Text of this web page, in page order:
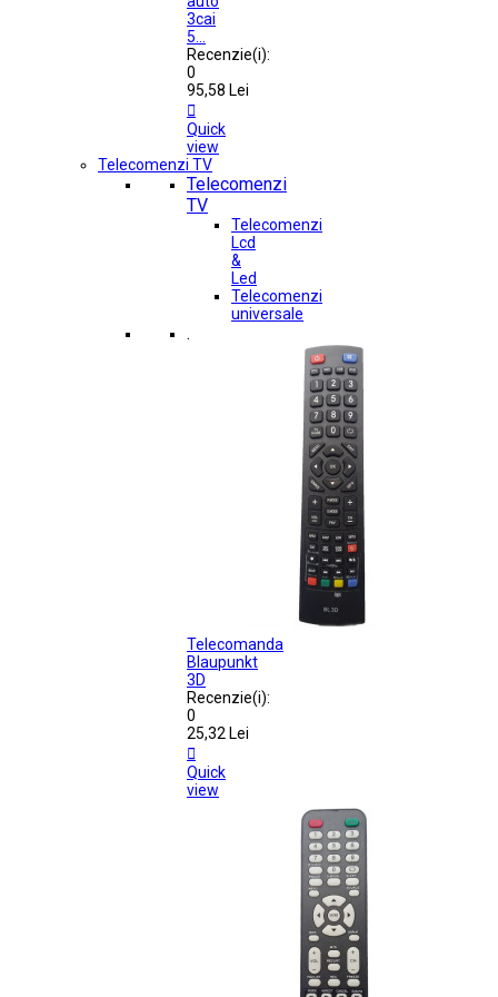
3cai
5...
Recenzie(i):
0
95,58 Lei

Quick
view
Telecomenzi TV
Telecomenzi
TV
Telecomenzi
Lcd
&
Led
Telecomenzi
universale
.
Telecomanda
Blaupunkt
3D
Recenzie(i):
0
25,32 Lei

Quick
view